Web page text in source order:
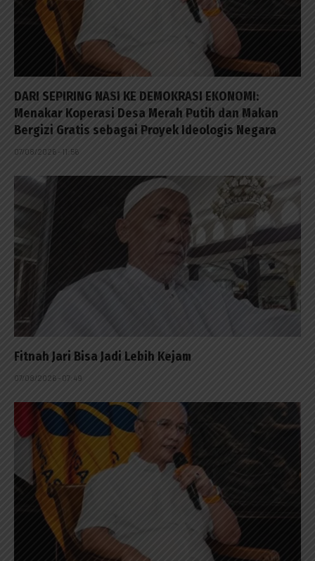
DARI SEPIRING NASI KE DEMOKRASI EKONOMI:
Menakar Koperasi Desa Merah Putih dan Makan
Bergizi Gratis sebagai Proyek Ideologis Negara
07/08/2026 - 11:56
Fitnah Jari Bisa Jadi Lebih Kejam
07/08/2026 - 07:49